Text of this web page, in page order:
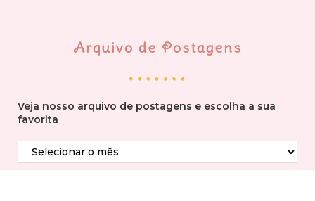
Arquivo de Postagens
Veja nosso arquivo de postagens e escolha a sua
favorita